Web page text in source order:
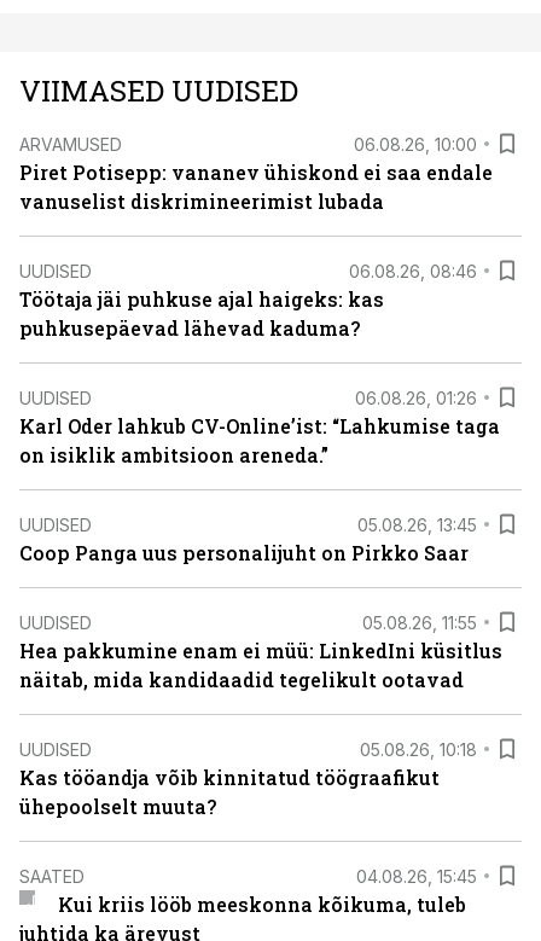
VIIMASED UUDISED
ARVAMUSED 06.08.26, 10:00
Piret Potisepp: vananev ühiskond ei saa endale
vanuselist diskrimineerimist lubada
UUDISED 06.08.26, 08:46
Töötaja jäi puhkuse ajal haigeks: kas
puhkusepäevad lähevad kaduma?
UUDISED 06.08.26, 01:26
Karl Oder lahkub CV-Online’ist: “Lahkumise taga
on isiklik ambitsioon areneda.”
UUDISED 05.08.26, 13:45
Coop Panga uus personalijuht on Pirkko Saar
UUDISED 05.08.26, 11:55
Hea pakkumine enam ei müü: LinkedIni küsitlus
näitab, mida kandidaadid tegelikult ootavad
UUDISED 05.08.26, 10:18
Kas tööandja võib kinnitatud töögraafikut
ühepoolselt muuta?
SAATED 04.08.26, 15:45
Kui kriis lööb meeskonna kõikuma, tuleb
juhtida ka ärevust